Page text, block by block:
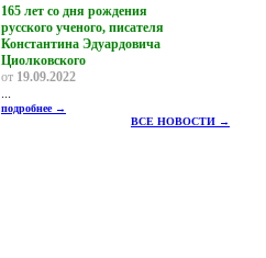
165 лет со дня рождения
русского ученого, писателя
Константина Эдуардовича
Циолковского
от 19.09.2022
...
подробнее →
ВСЕ НОВОСТИ →